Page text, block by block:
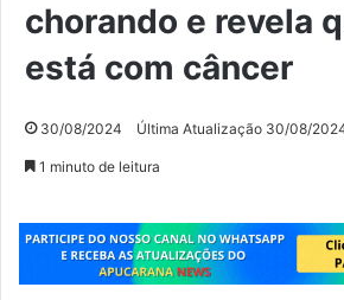
chorando e revela
está com câncer
30/08/2024 Última Atualização 30/08/
1 minuto de leitura